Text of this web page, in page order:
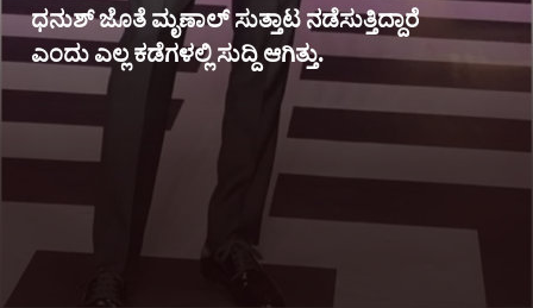
ಧನುಶ್ ಜೊತೆ ಮೃಣಾಲ್ ಸುತ್ತಾಟ ನಡೆಸುತ್ತಿದ್ದಾರೆ
ಎಂದು ಎಲ್ಲ ಕಡೆಗಳಲ್ಲಿ ಸುದ್ದಿ ಆಗಿತ್ತು.